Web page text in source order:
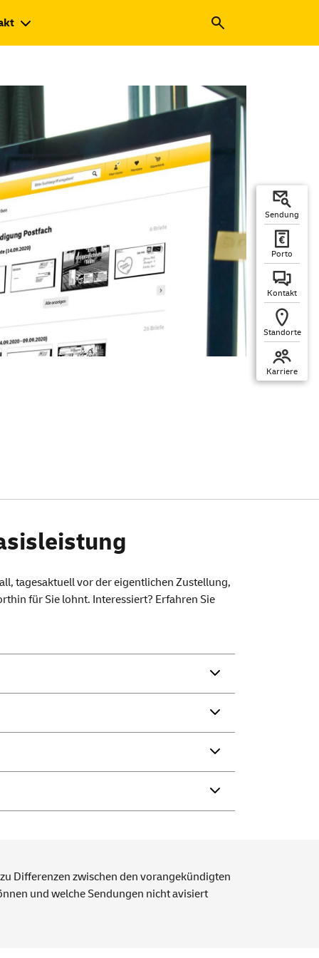
Sendung
Porto
Kontakt
Standorte
Karriere
tagesaktuell vor der eigentlichen Zustellung,
für Sie lohnt. Interessiert? Erfahren Sie
Differenzen zwischen den vorangekündigten
und welche Sendungen nicht avisiert